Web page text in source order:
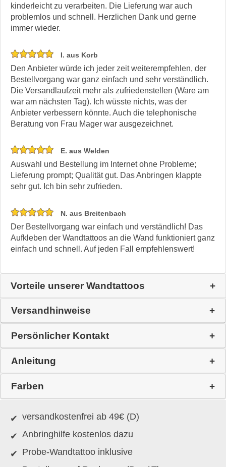
kinderleicht zu verarbeiten. Die Lieferung war auch
problemlos und schnell. Herzlichen Dank und gerne
immer wieder.
I. aus Korb
Den Anbieter würde ich jeder zeit weiterempfehlen, der
Bestellvorgang war ganz einfach und sehr verständlich.
Die Versandlaufzeit mehr als zufriedenstellen (Ware am
war am nächsten Tag). Ich wüsste nichts, was der
Anbieter verbessern könnte. Auch die telephonische
Beratung von Frau Mager war ausgezeichnet.
E. aus Welden
Auswahl und Bestellung im Internet ohne Probleme;
Lieferung prompt; Qualität gut. Das Anbringen klappte
sehr gut. Ich bin sehr zufrieden.
N. aus Breitenbach
Der Bestellvorgang war einfach und verständlich! Das
Aufkleben der Wandtattoos an die Wand funktioniert ganz
einfach und schnell. Auf jeden Fall empfehlenswert!
Vorteile unserer Wandtattoos
Versandhinweise
Persönlicher Kontakt
Anleitung
Farben
versandkostenfrei ab 49€ (D)
Anbringhilfe kostenlos dazu
Probe-Wandtattoo inklusive